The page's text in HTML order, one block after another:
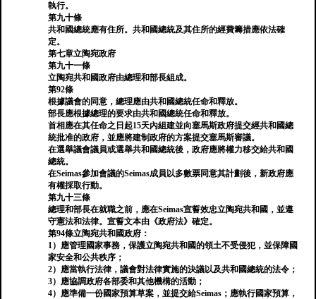
執行。
第九十條
共和國總統應有住所。共和國總統及其住所的經費籌措應依法確
定。
第七章立陶宛政府
第九十一條
立陶宛共和國政府由總理和部長組成。
第92條
根據議會的同意，總理應由共和國總統任命和釋放。
部長應根據總理的要求由共和國總統任命和釋放。
首相應在其任命之日起15天內組建並向塞馬斯政府提交經共和國總
統批准的政府，並應將建制政府的方案提交塞馬斯審議。
在選舉議會議員或選舉共和國總統後，政府應將權力移交給共和國
總統。
在Seimas參加會議的Seimas成員以多數票同意其計劃後，新政府應
有權採取行動。
第九十三條
總理和部長在就職之前，應在Seimas宣誓效忠立陶宛共和國，並遵
守憲法和法律。宣誓文本由《政府法》確定。
第94條立陶宛共和國政府：
1）應管理國家事務，保護立陶宛共和國的領土不受侵犯，並保障國
家安全和公共秩序；
2）應當執行法律，議會對法律實施的決議以及共和國總統的法令；
3）應協調政府各部委和其他機構的活動；
4）應準備一份國家預算草案，並提交給Seimas；應執行國家預算，